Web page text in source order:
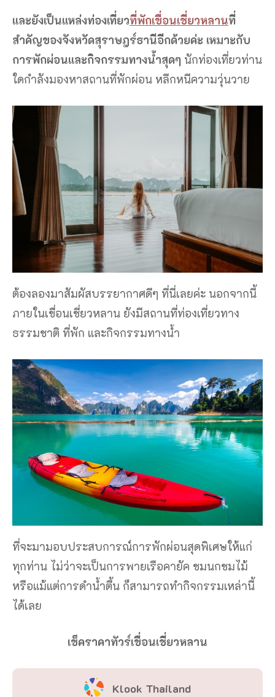
และยังเป็นแหล่งท่องเที่ยวที่พักเขื่อนเชี่ยวหลานที่
สำคัญของจังหวัดสุราษฎร์ธานีอีกด้วยค่ะ เหมาะกับ
การพักผ่อนและกิจกรรมทางน้ำสุดๆ นักท่องเที่ยวท่าน
ใดกำลังมองหาสถานที่พักผ่อน หลีกหนีความวุ่นวาย
ต้องลองมาสัมผัสบรรยากาศดีๆ ที่นี่เลยค่ะ นอกจากนี้
ภายในเขื่อนเชี่ยวหลาน ยังมีสถานที่ท่องเที่ยวทาง
ธรรมชาติ ที่พัก และกิจกรรมทางน้ำ
ที่จะมามอบประสบการณ์การพักผ่อนสุดพิเศษให้แก่
ทุกท่าน ไม่ว่าจะเป็นการพายเรือคายัค ชมนกชมไม้
หรือแม้แต่การดำน้ำตื้น ก็สามารถทำกิจกรรมเหล่านี้
ได้เลย
เช็คราคาทัวร์เขื่อนเชี่ยวหลาน
Klook Thailand